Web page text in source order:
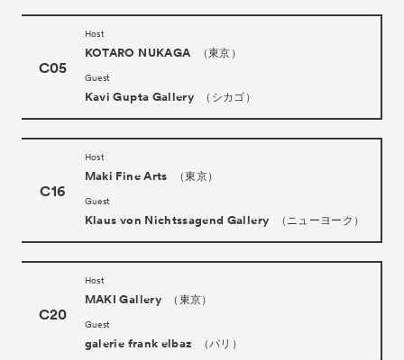
Contact
Archive アーカイブ
C05
Host
KOTARO NUKAGA （東京）
Guest
Kavi Gupta Gallery （シカゴ）
C16
Host
Maki Fine Arts （東京）
Guest
Klaus von Nichtssagend Gallery （ニューヨーク）
C20
Host
MAKI Gallery （東京）
Guest
galerie frank elbaz （パリ）